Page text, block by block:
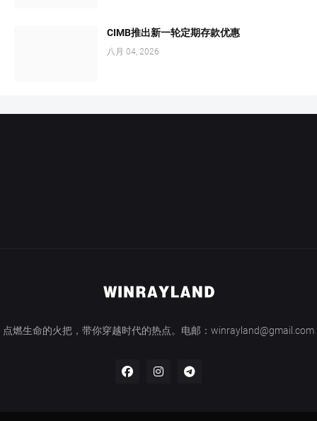
CIMB推出新一轮定期存款优惠
八月 04, 2026
点燃生命的火把，带你穿越时代的热点。电邮：winrayland@gmail.com